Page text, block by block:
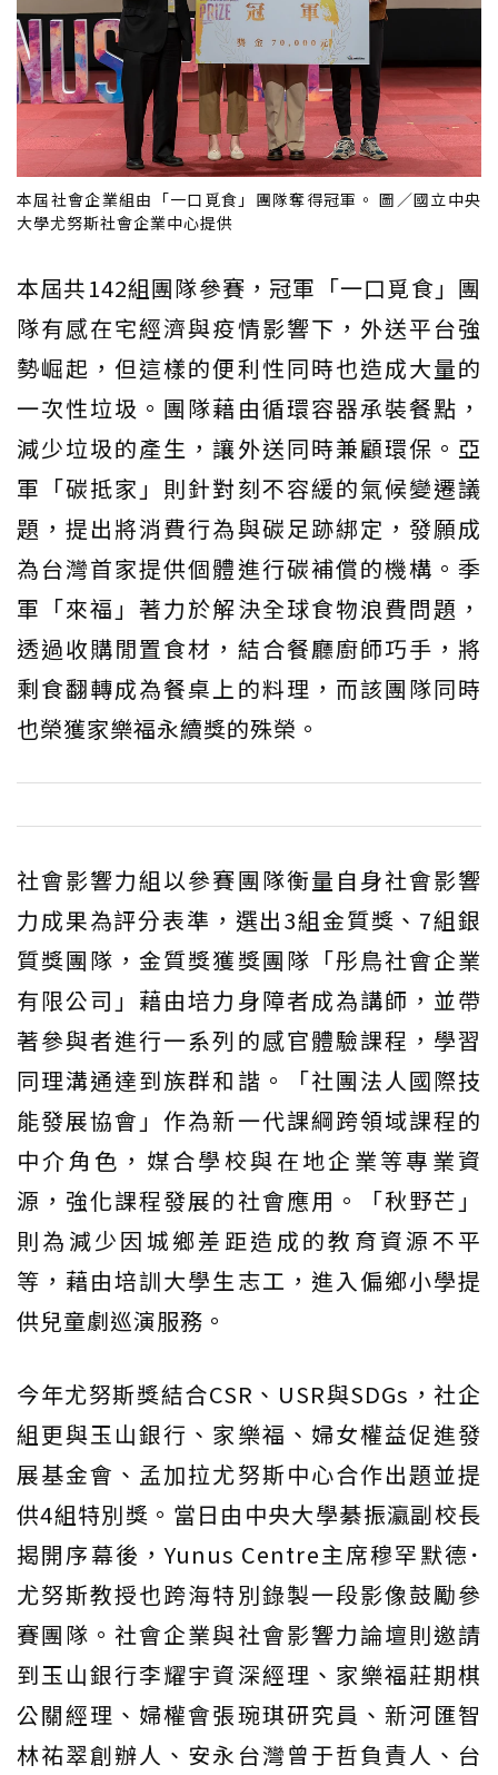
本屆社會企業組由「一口覓食」團隊奪得冠軍。 圖／國立中央
大學尤努斯社會企業中心提供
本屆共142組團隊參賽，冠軍「一口覓食」團
隊有感在宅經濟與疫情影響下，外送平台強
勢崛起，但這樣的便利性同時也造成大量的
一次性垃圾。團隊藉由循環容器承裝餐點，
減少垃圾的產生，讓外送同時兼顧環保。亞
軍「碳抵家」則針對刻不容緩的氣候變遷議
題，提出將消費行為與碳足跡綁定，發願成
為台灣首家提供個體進行碳補償的機構。季
軍「來福」著力於解決全球食物浪費問題，
透過收購閒置食材，結合餐廳廚師巧手，將
剩食翻轉成為餐桌上的料理，而該團隊同時
也榮獲家樂福永續獎的殊榮。
社會影響力組以參賽團隊衡量自身社會影響
力成果為評分表準，選出3組金質獎、7組銀
質獎團隊，金質獎獲獎團隊「彤鳥社會企業
有限公司」藉由培力身障者成為講師，並帶
著參與者進行一系列的感官體驗課程，學習
同理溝通達到族群和諧。「社團法人國際技
能發展協會」作為新一代課綱跨領域課程的
中介角色，媒合學校與在地企業等專業資
源，強化課程發展的社會應用。「秋野芒」
則為減少因城鄉差距造成的教育資源不平
等，藉由培訓大學生志工，進入偏鄉小學提
供兒童劇巡演服務。
今年尤努斯獎結合CSR、USR與SDGs，社企
組更與玉山銀行、家樂福、婦女權益促進發
展基金會、孟加拉尤努斯中心合作出題並提
供4組特別獎。當日由中央大學綦振瀛副校長
揭開序幕後，Yunus Centre主席穆罕默德･
尤努斯教授也跨海特別錄製一段影像鼓勵參
賽團隊。社會企業與社會影響力論壇則邀請
到玉山銀行李耀宇資深經理、家樂福莊期棋
公關經理、婦權會張琬琪研究員、新河匯智
林祐翠創辦人、安永台灣曾于哲負責人、台